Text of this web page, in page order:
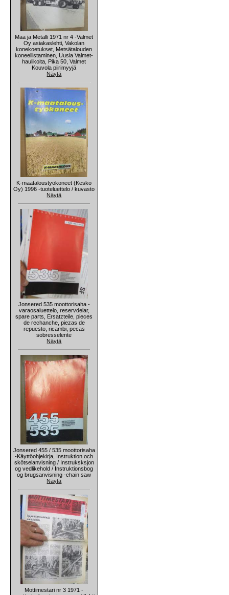
Maa ja Metalli 1971 nr 4 -Valmet
Oy asiakaslehti, Vakolan
konekoetukset, Metsätalouden
koneellistaminen, Uusia Valmet-
haulikoita, Pika 50, Valmet
Kouvola piirimyyjä
Näytä
K-maataloustyökoneet (Kesko
Oy) 1996 -tuoteluettelo / kuvasto
Näytä
Jonsered 535 moottorisaha -
varaosaluettelo, reservdelar,
spare parts, Ersatzteile, pieces
de rechanche, piezas de
repuesto, ricambi, pecas
sobresselente
Näytä
Jonsered 455 / 535 moottorisaha
-Käyttöohjekirja, Instruktion och
skötselanvisning / Instruksksjon
og vedlikehold / Instruktionsbog
og brugsanvisning -chain saw
Näytä
Mottimestari nr 3 1971 -